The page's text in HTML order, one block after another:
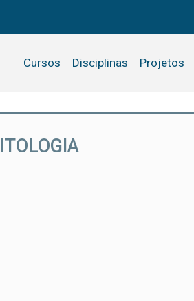
Cursos Disciplinas Projetos